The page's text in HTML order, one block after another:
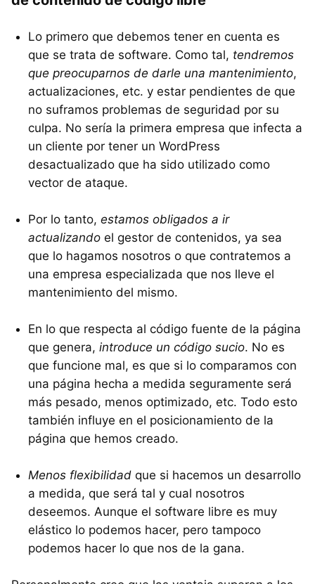
Lo primero que debemos tener en cuenta es
que se trata de software. Como tal, tendremos
que preocuparnos de darle una mantenimiento,
actualizaciones, etc. y estar pendientes de que
no suframos problemas de seguridad por su
culpa. No sería la primera empresa que infecta a
un cliente por tener un WordPress
desactualizado que ha sido utilizado como
vector de ataque.
Por lo tanto, estamos obligados a ir
actualizando el gestor de contenidos, ya sea
que lo hagamos nosotros o que contratemos a
una empresa especializada que nos lleve el
mantenimiento del mismo.
En lo que respecta al código fuente de la página
que genera, introduce un código sucio. No es
que funcione mal, es que si lo comparamos con
una página hecha a medida seguramente será
más pesado, menos optimizado, etc. Todo esto
también influye en el posicionamiento de la
página que hemos creado.
Menos flexibilidad que si hacemos un desarrollo
a medida, que será tal y cual nosotros
deseemos. Aunque el software libre es muy
elástico lo podemos hacer, pero tampoco
podemos hacer lo que nos de la gana.